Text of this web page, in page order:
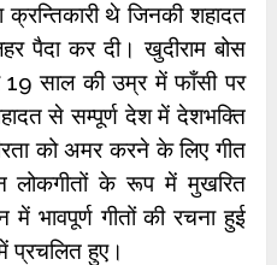
क्रन्तिकारी थे जिनकी शहादत
पैदा कर दी। खुदीराम बोस
साल की उम्र में फाँसी पर
से सम्पूर्ण देश में देशभक्ति
को अमर करने के लिए गीत
लोकगीतों के रूप में मुखरित
भावपूर्ण गीतों की रचना हुई
प्रचलित हुए।